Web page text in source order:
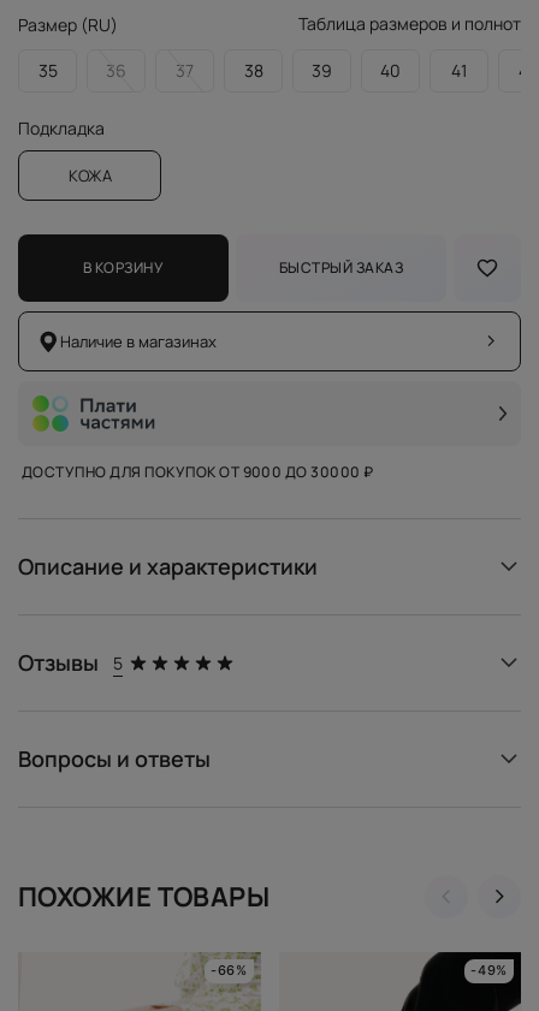
Размер (RU) Таблица размеров и полнот
35 36 37 38 39 40 41 42
Подкладка
КОЖА
В КОРЗИНУ БЫСТРЫЙ ЗАКАЗ
Наличие в магазинах
ДОСТУПНО ДЛЯ ПОКУПОК ОТ 9000 ДО 30000 ₽
Описание и характеристики
Отзывы 5
Вопросы и ответы
ПОХОЖИЕ ТОВАРЫ
-66% -49%